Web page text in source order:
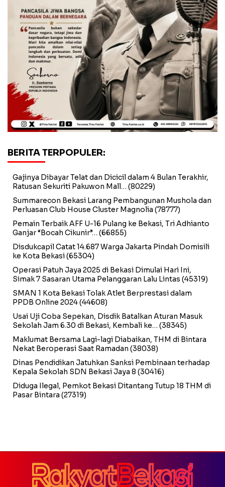
BERITA TERPOPULER:
Gajinya Dibayar Telat dan Dicicil dalam 4 Bulan Terakhir,
Ratusan Sekuriti Pakuwon Mall… (80229)
Summarecon Bekasi Larang Pembangunan Mushola dan
Perluasan Club House Cluster Magnolia (78777)
Pemain Terbaik AFF U-16 Pulang ke Bekasi, Tri Adhianto
Ganjar “Bocah Cikunir”… (66855)
Disdukcapil Catat 14.687 Warga Jakarta Pindah Domisili
ke Kota Bekasi(65304)
Operasi Patuh Jaya 2025 di Bekasi Dimulai Hari Ini,
Simak 7 Sasaran Utama Pelanggaran Lalu Lintas (45319)
SMAN 1 Kota Bekasi Tolak Atlet Berprestasi dalam
PPDB Online 2024(44608)
Usai Uji Coba Sepekan, Disdik Batalkan Aturan Masuk
Sekolah Jam 6.30 di Bekasi, Kembali ke… (38345)
Maklumat Bersama Lagi-lagi Diabaikan, THM di Bintara
Nekat Beroperasi Saat Ramadan (38038)
Dinas Pendidikan Jatuhkan Sanksi Pembinaan terhadap
Kepala Sekolah SDN Bekasi Jaya 8 (30416)
Diduga Ilegal, Pemkot Bekasi Ditantang Tutup 18 THM di
Pasar Bintara (27319)